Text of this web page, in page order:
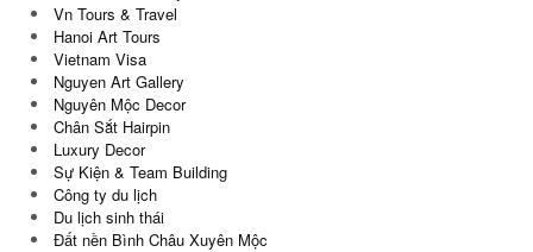
Vn Tours & Travel
Hanoi Art Tours
Vietnam Visa
Nguyen Art Gallery
Nguyên Mộc Decor
Chân Sắt Hairpin
Luxury Decor
Sự Kiện & Team Building
Công ty du lịch
Du lịch sinh thái
Đất nền Bình Châu Xuyên Mộc